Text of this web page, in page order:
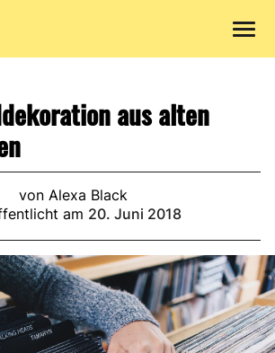
aus alten
von Alexa Black
am 20. Juni 2018